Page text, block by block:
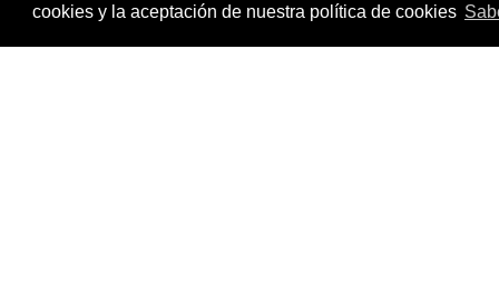
cookies y la aceptación de nuestra política de cookies